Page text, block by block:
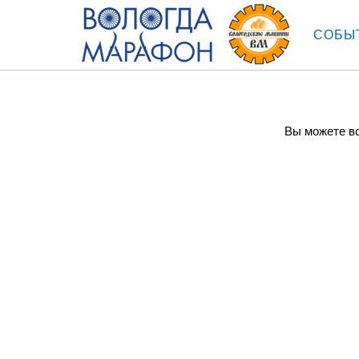
Вы можете